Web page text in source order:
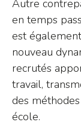
Autre
en temps
est
nouveau
recrutés
travail,
des
école.